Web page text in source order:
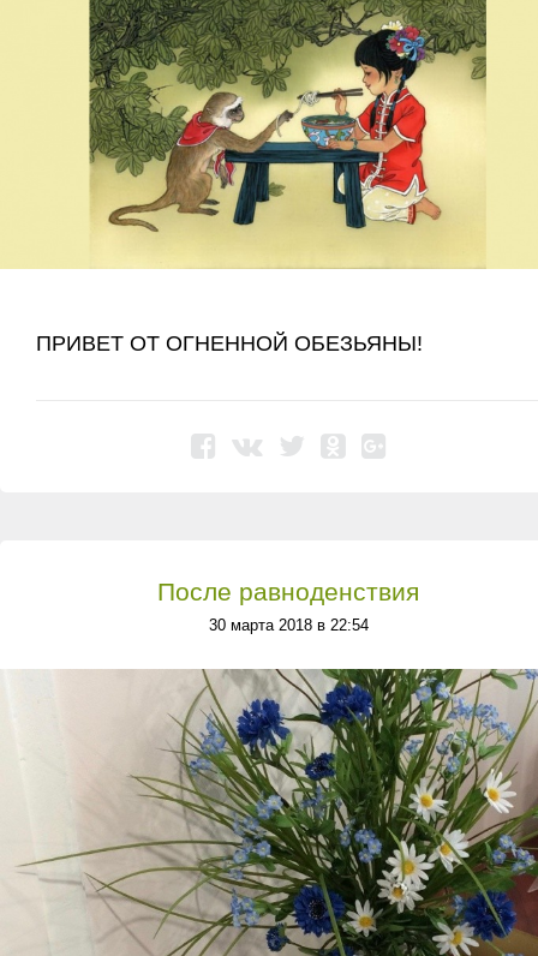
ПРИВЕТ ОТ ОГНЕННОЙ ОБЕЗЬЯНЫ!
После равноденствия
30 марта 2018 в 22:54